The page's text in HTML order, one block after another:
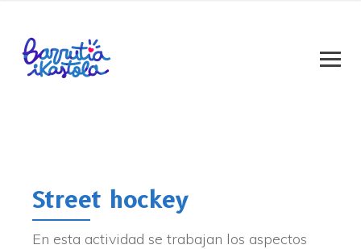
Street hockey
En esta actividad se trabajan los aspectos